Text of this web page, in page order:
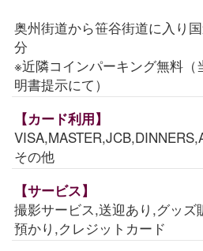
奥州街道から笹谷街道に入り
分
※近隣コインパーキング無料（
明書提示にて）
【カード利用】
その他
【サービス】
撮影サービス,送迎あり,グッ
預かり,クレジットカード